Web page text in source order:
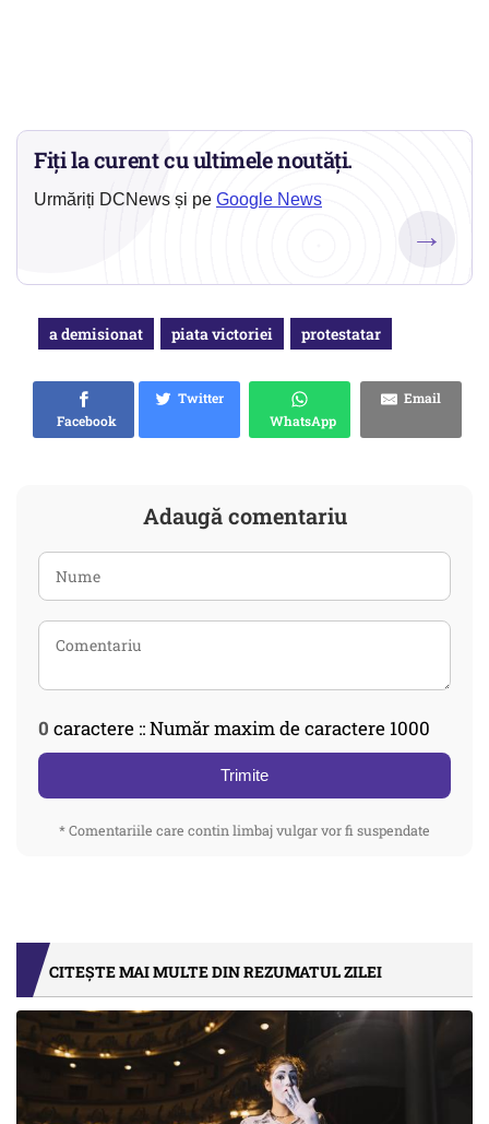
Fiți la curent cu ultimele noutăți.
Urmăriți DCNews și pe Google News
→
a demisionat piata victoriei protestatar
Facebook
Twitter
WhatsApp
Email
Adaugă comentariu
0 caractere :: Număr maxim de caractere 1000
Trimite
* Comentariile care contin limbaj vulgar vor fi suspendate
CITEȘTE MAI MULTE DIN REZUMATUL ZILEI